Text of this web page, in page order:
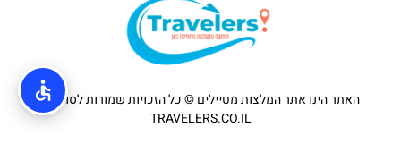
האתר הינו אתר המלצות מטיילים © כל הזכויות שמורות לסוכנות
TRAVELERS.CO.IL